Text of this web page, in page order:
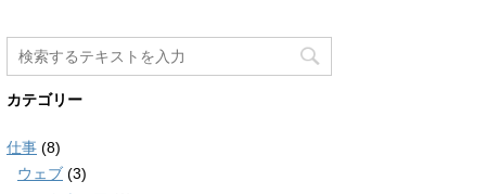
カテゴリー
仕事 (8)
ウェブ (3)